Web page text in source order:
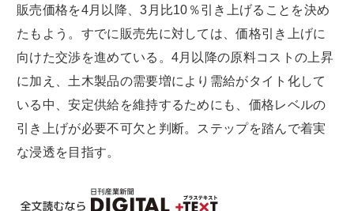
販売価格を4月以降、3月比10％引き上げることを決め
たもよう。すでに販売先に対しては、価格引き上げに
向けた交渉を進めている。4月以降の原料コストの上昇
に加え、土木製品の需要増により需給がタイト化して
いる中、安定供給を維持するためにも、価格レベルの
引き上げが必要不可欠と判断。ステップを踏んで着実
な浸透を目指す。